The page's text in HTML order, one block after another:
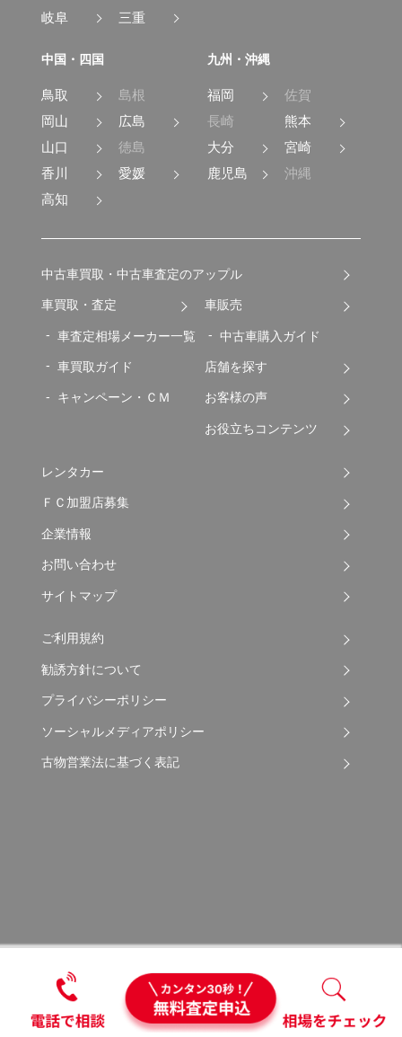
岐阜
三重
中国・四国
鳥取
島根
岡山
広島
山口
徳島
香川
愛媛
高知
九州・沖縄
福岡
佐賀
長崎
熊本
大分
宮崎
鹿児島
沖縄
中古車買取・中古車査定のアップル
車買取・査定
車査定相場メーカー一覧
車買取ガイド
キャンペーン・ＣＭ
車販売
中古車購入ガイド
店舗を探す
お客様の声
お役立ちコンテンツ
レンタカー
ＦＣ加盟店募集
企業情報
お問い合わせ
サイトマップ
ご利用規約
勧誘方針について
プライバシーポリシー
ソーシャルメディアポリシー
古物営業法に基づく表記